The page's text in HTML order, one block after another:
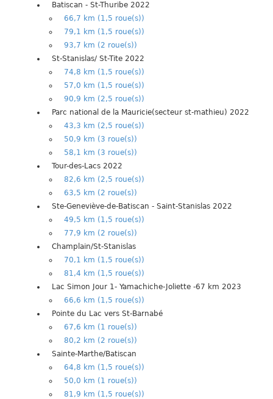
Batiscan - St-Thuribe 2022
66,7 km (1,5 roue(s))
79,1 km (1,5 roue(s))
93,7 km (2 roue(s))
St-Stanislas/ St-Tite 2022
74,8 km (1,5 roue(s))
57,0 km (1,5 roue(s))
90,9 km (2,5 roue(s))
Parc national de la Mauricie(secteur st-mathieu) 2022
43,3 km (2,5 roue(s))
50,9 km (3 roue(s))
58,1 km (3 roue(s))
Tour-des-Lacs 2022
82,6 km (2,5 roue(s))
63,5 km (2 roue(s))
Ste-Geneviève-de-Batiscan - Saint-Stanislas 2022
49,5 km (1,5 roue(s))
77,9 km (2 roue(s))
Champlain/St-Stanislas
70,1 km (1,5 roue(s))
81,4 km (1,5 roue(s))
Lac Simon Jour 1- Yamachiche-Joliette -67 km 2023
66,6 km (1,5 roue(s))
Pointe du Lac vers St-Barnabé
67,6 km (1 roue(s))
80,2 km (2 roue(s))
Sainte-Marthe/Batiscan
64,8 km (1,5 roue(s))
50,0 km (1 roue(s))
81,9 km (1,5 roue(s))